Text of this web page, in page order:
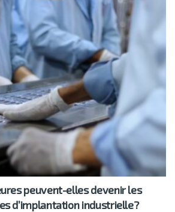
peuvent-elles devenir les
d’implantation industrielle?